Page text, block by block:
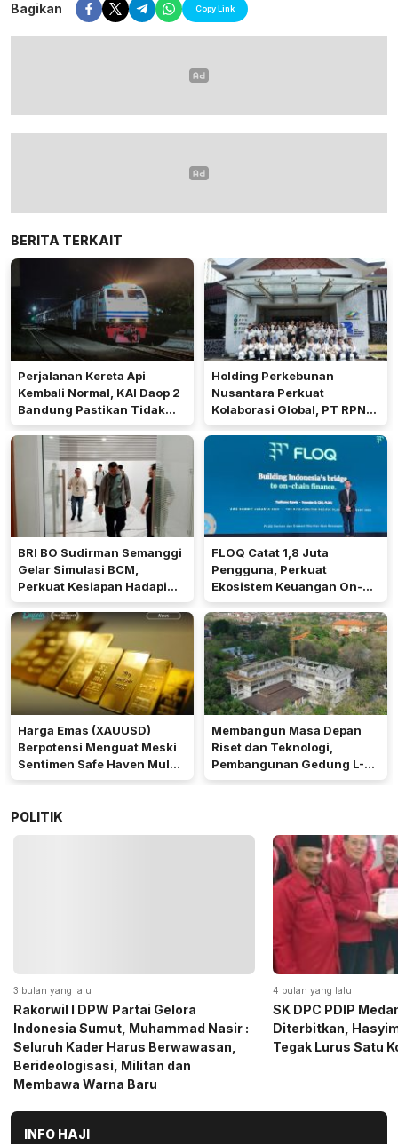
Bagikan Copy Link
BERITA TERKAIT
Perjalanan Kereta Api
Kembali Normal, KAI Daop 2
Bandung Pastikan Tidak
Ada Kerusakan Prasarana
maupun Infrastruktur
Operasional Pasca Gempa
Pangandaran
Holding Perkebunan
Nusantara Perkuat
Kolaborasi Global, PT RPN
Terima Kunjungan Duke
Corporate Education
BRI BO Sudirman Semanggi
Gelar Simulasi BCM,
Perkuat Kesiapan Hadapi
Kondisi Darurat
FLOQ Catat 1,8 Juta
Pengguna, Perkuat
Ekosistem Keuangan On-
Chain Bersama AWS
Harga Emas (XAUUSD)
Berpotensi Menguat Meski
Sentimen Safe Haven Mulai
Berkurang
Membangun Masa Depan
Riset dan Teknologi,
Pembangunan Gedung L-
SSIT Universitas Udayana
POLITIK
4 bulan yang lalu
SK DPC PDIP Medan Resmi
Diterbitkan, Hasyim SE: Solid dan
Tegak Lurus Satu Komando
5 bulan yang lalu
Momen Haru
Gerindra Sumut
Sembako kepada
INFO HAJI